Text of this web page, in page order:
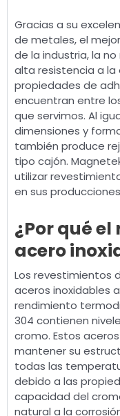
Gracias a su
de metales, el
de la industria, la
alta resistencia a la
propiedades de
encuentran entre
que servimos. Al
dimensiones y
también produce
tipo cajón.
utilizar
en sus
¿Por qué
acero
Los revestimientos
aceros inoxidables
rendimiento
304 contienen
cromo. Estos
mantener su
todas las
debido a las
capacidad del
natural a la